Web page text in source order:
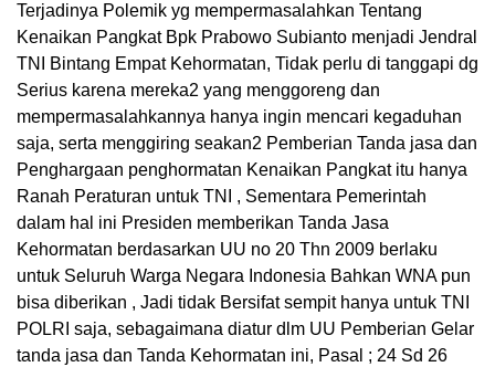
Terjadinya Polemik yg mempermasalahkan Tentang
Kenaikan Pangkat Bpk Prabowo Subianto menjadi Jendral
TNI Bintang Empat Kehormatan, Tidak perlu di tanggapi dg
Serius karena mereka2 yang menggoreng dan
mempermasalahkannya hanya ingin mencari kegaduhan
saja, serta menggiring seakan2 Pemberian Tanda jasa dan
Penghargaan penghormatan Kenaikan Pangkat itu hanya
Ranah Peraturan untuk TNI , Sementara Pemerintah
dalam hal ini Presiden memberikan Tanda Jasa
Kehormatan berdasarkan UU no 20 Thn 2009 berlaku
untuk Seluruh Warga Negara Indonesia Bahkan WNA pun
bisa diberikan , Jadi tidak Bersifat sempit hanya untuk TNI
POLRI saja, sebagaimana diatur dlm UU Pemberian Gelar
tanda jasa dan Tanda Kehormatan ini, Pasal ; 24 Sd 26